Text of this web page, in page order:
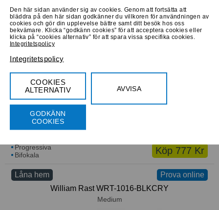
Köp 775 Kr
Progressiva
Bifokala
Låna hem
Köp 777 Kr
Progressiva
Bifokala
Prova online
Låna hem
William Rast WRT-1016-BLKCRY
Medium
Den här sidan använder sig av cookies. Genom att fortsätta att
bläddra på den här sidan godkänner du villkoren för användningen av
cookies och gör din upplevelse bättre samt ditt besök hos oss
bekvämare. Klicka “godkänn cookies” för att acceptera cookies eller
klicka på “cookies alternativ” för att spara vissa specifika cookies.
Integritetspolicy
Integritetspolicy
COOKIES
ALTERNATIV
AVVISA
GODKÄNN
COOKIES